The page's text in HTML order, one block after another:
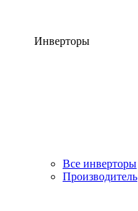
Инверторы
Все инверторы
Производитель